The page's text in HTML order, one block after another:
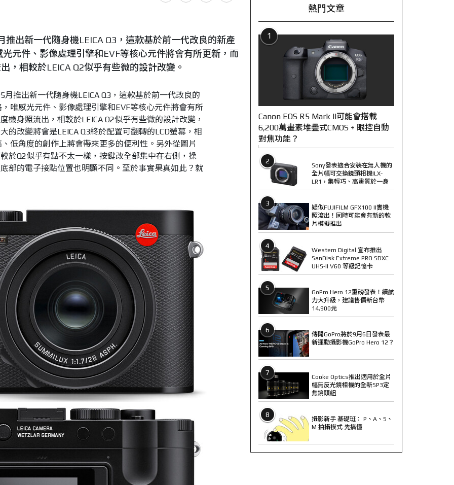
出新一代隨身機LEICA Q3，這款基於前一代改良的新產
元件、影像處理引擎和EVF等核心元件將會有所更新，而
，相較於LEICA Q2似乎有些微的設計改變。
推出新一代隨身機LEICA Q3，這款基於前一代改良的
唯感光元件、影像處理引擎和EVF等核心元件將會有所
機身照流出，相較於LEICA Q2似乎有些微的設計改變，
的改變將會是LEICA Q3終於配置可翻轉的LCD螢幕，相
低角度的創作上將會帶來更多的便利性。另外從圖片
於Q2似乎有點不太一樣，按鍵改全部集中在右側，操
部的電子接點位置也明顯不同。至於事實果真如此？就
熱門文章
1
Canon EOS R5 Mark II可能會搭載
6,200萬畫素堆疊式CMOS + 眼控自動
對焦功能？
2
Sony發表適合安裝在無人機的
全片幅可交換鏡頭相機ILX-
LR1，集輕巧、高畫質於一身
3
疑似FUJIFILM GFX100 II實機
照流出！同時可能會有新的軟
片模擬推出
4
Western Digital 宣布推出
SanDisk Extreme PRO SDXC
UHS-II V60 等級記憶卡
5
GoPro Hero 12重磅發表！續航
力大升級，建議售價新台幣
14,900元
6
傳聞GoPro將於9月6日發表最
新運動攝影機GoPro Hero 12？
7
Cooke Optics推出適用於全片
幅無反光鏡相機的全新SP3定
焦鏡頭組
8
攝影新手 基礎班： P、A、S、
M 拍攝模式 先搞懂